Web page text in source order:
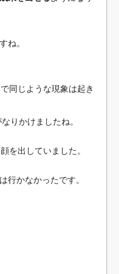
ね。
同じような現象は起き
りかけましたね。
を出していました。
行かなかったです。